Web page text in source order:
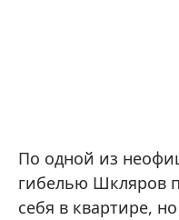
По одной из
гибелью Шкляров
себя в квартире,